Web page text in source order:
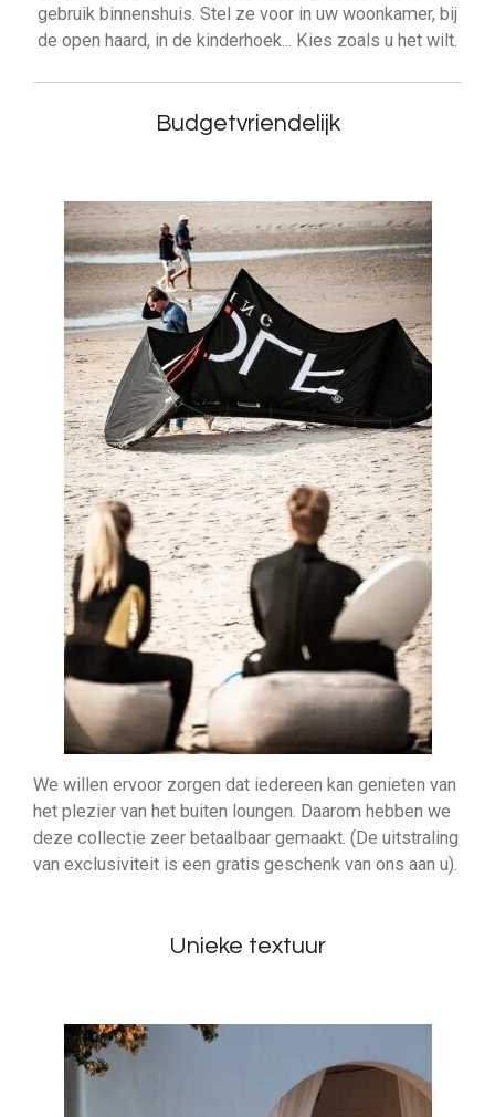
gebruik binnenshuis. Stel ze voor in uw woonkamer, bij
de open haard, in de kinderhoek... Kies zoals u het wilt.
Budgetvriendelijk
We willen ervoor zorgen dat iedereen kan genieten van
het plezier van het buiten loungen. Daarom hebben we
deze collectie zeer betaalbaar gemaakt. (De uitstraling
van exclusiviteit is een gratis geschenk van ons aan u).
Unieke textuur